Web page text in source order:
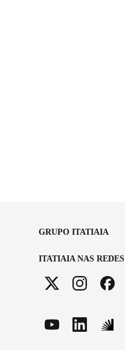
GRUPO ITATIAIA
ITATIAIA NAS REDES